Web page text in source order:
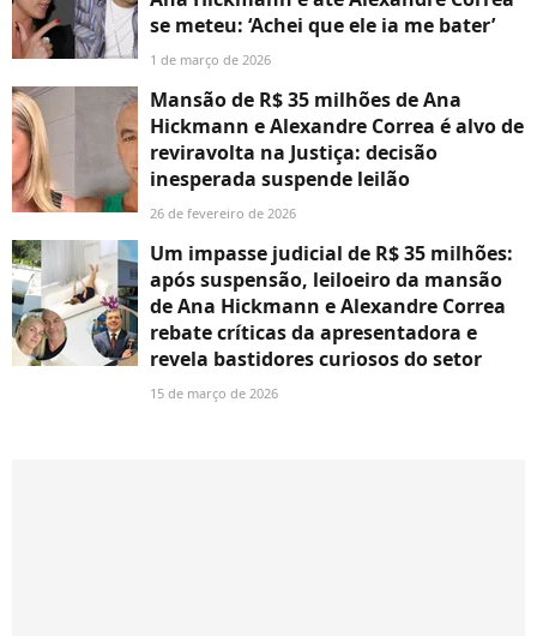
se meteu: ‘Achei que ele ia me bater’
1 de março de 2026
Mansão de R$ 35 milhões de Ana
Hickmann e Alexandre Correa é alvo de
reviravolta na Justiça: decisão
inesperada suspende leilão
26 de fevereiro de 2026
Um impasse judicial de R$ 35 milhões:
após suspensão, leiloeiro da mansão
de Ana Hickmann e Alexandre Correa
rebate críticas da apresentadora e
revela bastidores curiosos do setor
15 de março de 2026